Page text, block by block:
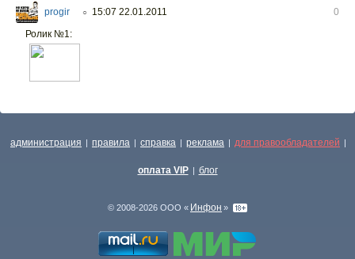
progir ○ 15:07 22.01.2011
0
Ролик №1:
администрация | правила | справка | реклама | для правообладателей |
оплата VIP | блог
© 2008-2026 ООО « Инфон »